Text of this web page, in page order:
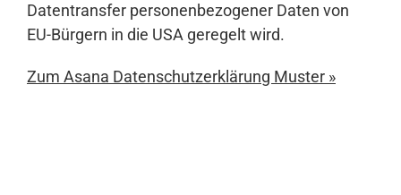
Datentransfer personenbezogener Daten von
EU-Bürgern in die USA geregelt wird.
Zum Asana Datenschutzerklärung Muster »